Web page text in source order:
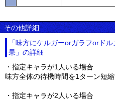
その他詳細
「味方にケルガーorガラフorド
果」の詳細
・指定キャラが1人いる場合
味方全体の待機時間を1ターン短
・指定キャラが2人いる場合